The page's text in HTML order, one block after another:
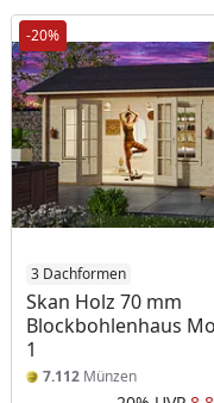
-20%
3 Dachformen
Skan Holz 70 mm
Blockbohlenhaus
1
7.112 Münzen